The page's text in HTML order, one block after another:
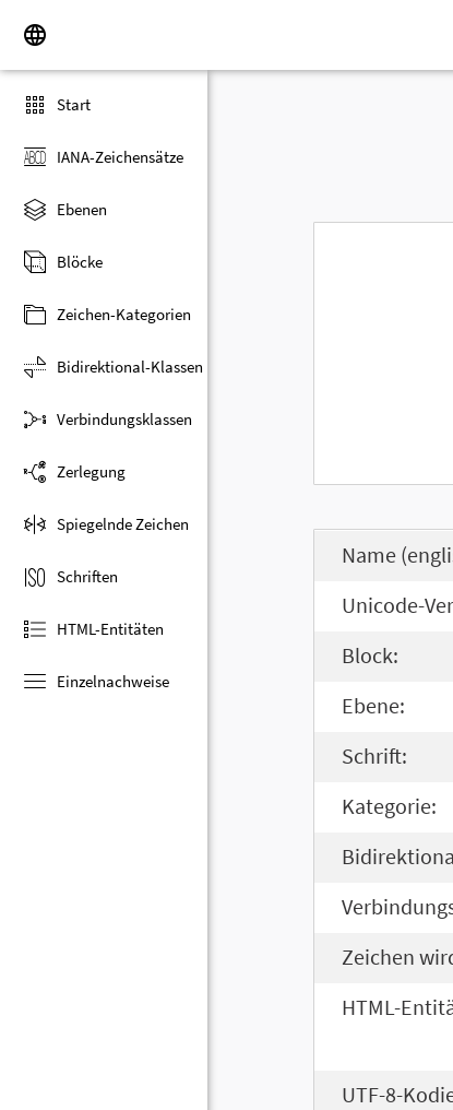
Start
IANA-Zeichensätze
Ebenen
Blöcke
Zeichen-Kategorien
Bidirektional-Klassen
Verbindungsklassen
Zerlegung
Spiegelnde Zeichen
Schriften
HTML-Entitäten
Einzelnachweise
Name
Unicode-
Block:
Ebene:
Schrift:
Kategorie:
Zeichen
HTML-
UTF-8-